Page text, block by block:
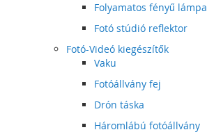
Folyamatos fényű lámpa
Fotó stúdió reflektor
Fotó-Videó kiegészítők
Vaku
Fotóállvány fej
Drón táska
Háromlábú fotóállvány